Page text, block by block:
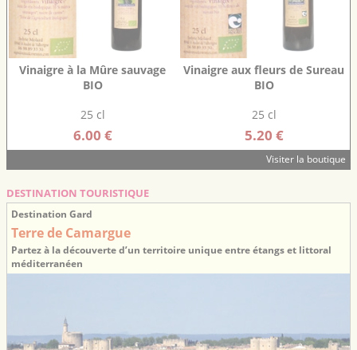
Vinaigre à la Mûre sauvage
BIO
25 cl
6.00 €
Vinaigre aux fleurs de Sureau
BIO
25 cl
5.20 €
Visiter la boutique
DESTINATION TOURISTIQUE
Destination Gard
Terre de Camargue
Partez à la découverte d’un territoire unique entre étangs et littoral
méditerranéen